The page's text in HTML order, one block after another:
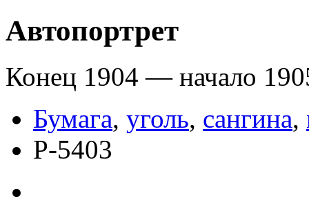
Автопортрет
Конец 1904 — начало
Бумага, уголь, сангина,
Р-5403